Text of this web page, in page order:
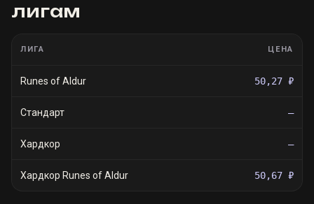
лигам
ЛИГА ЦЕНА
Runes of Aldur 50,27 ₽
Стандарт —
Хардкор —
Хардкор Runes of Aldur 50,67 ₽